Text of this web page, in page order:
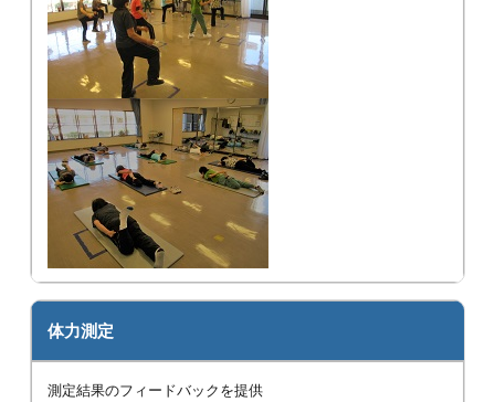
体力測定
測定結果のフィードバックを提供